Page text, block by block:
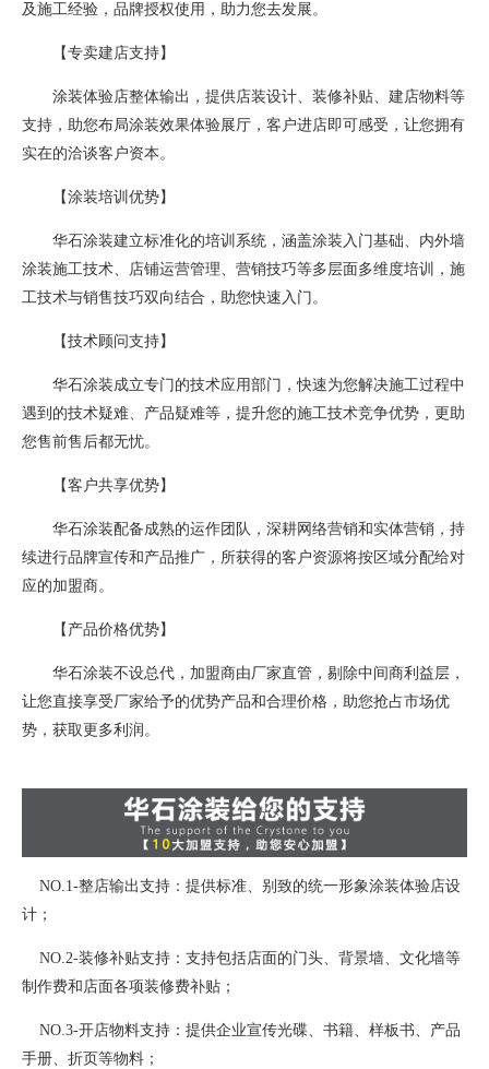
及施工经验，品牌授权使用，助力您去发展。
【专卖建店支持】
涂装体验店整体输出，提供店装设计、装修补贴、建店物料等
支持，助您布局涂装效果体验展厅，客户进店即可感受，让您拥有
实在的洽谈客户资本。
【涂装培训优势】
华石涂装建立标准化的培训系统，涵盖涂装入门基础、内外墙
涂装施工技术、店铺运营管理、营销技巧等多层面多维度培训，施
工技术与销售技巧双向结合，助您快速入门。
【技术顾问支持】
华石涂装成立专门的技术应用部门，快速为您解决施工过程中
遇到的技术疑难、产品疑难等，提升您的施工技术竞争优势，更助
您售前售后都无忧。
【客户共享优势】
华石涂装配备成熟的运作团队，深耕网络营销和实体营销，持
续进行品牌宣传和产品推广，所获得的客户资源将按区域分配给对
应的加盟商。
【产品价格优势】
华石涂装不设总代，加盟商由厂家直管，剔除中间商利益层，
让您直接享受厂家给予的优势产品和合理价格，助您抢占市场优
势，获取更多利润。
NO.1-整店输出支持：提供标准、别致的统一形象涂装体验店设
计；
NO.2-装修补贴支持：支持包括店面的门头、背景墙、文化墙等
制作费和店面各项装修费补贴；
NO.3-开店物料支持：提供企业宣传光碟、书籍、样板书、产品
手册、折页等物料；